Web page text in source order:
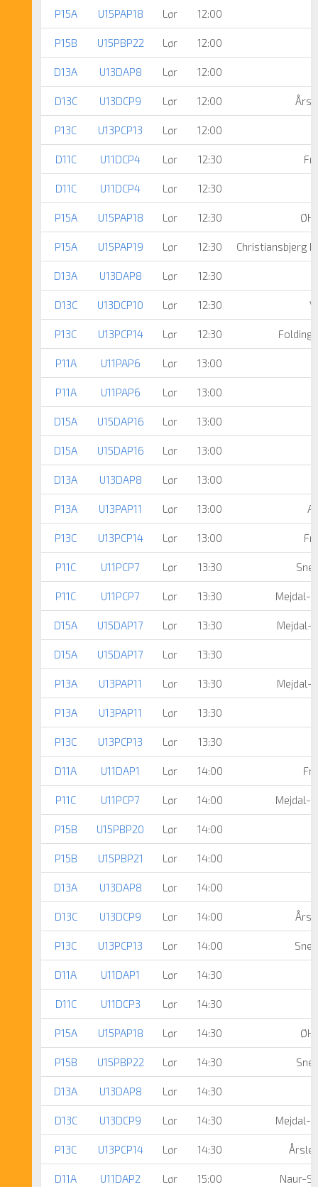
P15A U15PAP18 Lør 12:00
P15B U15PBP22 Lør 12:00
D13A U13DAP8 Lør 12:00
D13C U13DCP9 Lør 12:00
P13C U13PCP13 Lør 12:00
D11C U11DCP4 Lør 12:30
D11C U11DCP4 Lør 12:30
P15A U15PAP18 Lør 12:30
P15A U15PAP19 Lør 12:30 Christiansbjerg
D13A U13DAP8 Lør 12:30
D13C U13DCP10 Lør 12:30
P13C U13PCP14 Lør 12:30
P11A U11PAP6 Lør 13:00
P11A U11PAP6 Lør 13:00
D15A U15DAP16 Lør 13:00
D15A U15DAP16 Lør 13:00
D13A U13DAP8 Lør 13:00
P13A U13PAP11 Lør 13:00
P13C U13PCP14 Lør 13:00
P11C U11PCP7 Lør 13:30
P11C U11PCP7 Lør 13:30 Mejdal-
D15A U15DAP17 Lør 13:30 Mejdal-
D15A U15DAP17 Lør 13:30
P13A U13PAP11 Lør 13:30 Mejdal-
P13A U13PAP11 Lør 13:30
P13C U13PCP13 Lør 13:30
D11A U11DAP1 Lør 14:00
P11C U11PCP7 Lør 14:00 Mejdal-
P15B U15PBP20 Lør 14:00
P15B U15PBP21 Lør 14:00
D13A U13DAP8 Lør 14:00
D13C U13DCP9 Lør 14:00
P13C U13PCP13 Lør 14:00
D11A U11DAP1 Lør 14:30
D11C U11DCP3 Lør 14:30
P15A U15PAP18 Lør 14:30
P15B U15PBP22 Lør 14:30
D13A U13DAP8 Lør 14:30
D13C U13DCP9 Lør 14:30 Mejdal-
P13C U13PCP14 Lør 14:30
D11A U11DAP2 Lør 15:00 Naur-